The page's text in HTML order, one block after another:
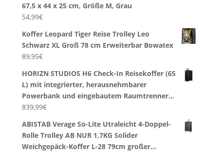
67,5 x 44 x 25 cm, Größe M, Grau
54,99€
Koffer Leopard Tiger Reise Trolley Leo
Schwarz XL Groß 78 cm Erweiterbar Bowatex
89,95€
HORIZN STUDIOS H6 Check-In Reisekoffer (65
L) mit integrierter, herausnehmbarer
Powerbank und eingebautem Raumtrenner…
839,99€
ABISTAB Verage So-Lite Utraleicht 4-Doppel-
Rolle Trolley AB NUR 1,7KG Solider
Weichgepäck-Koffer L-28 79cm großer…